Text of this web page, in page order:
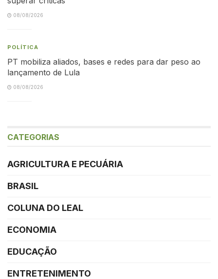
08/08/2026
POLÍTICA
PT mobiliza aliados, bases e redes para dar peso ao
lançamento de Lula
08/08/2026
CATEGORIAS
AGRICULTURA E PECUÁRIA
BRASIL
COLUNA DO LEAL
ECONOMIA
EDUCAÇÃO
ENTRETENIMENTO